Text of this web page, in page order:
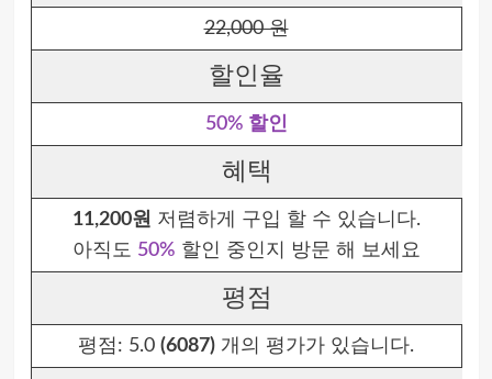
22,000 원
할인율
50% 할인
혜택
11,200원 저렴하게 구입 할 수 있습니다.
아직도 50% 할인 중인지 방문 해 보세요
평점
평점: 5.0 (6087) 개의 평가가 있습니다.